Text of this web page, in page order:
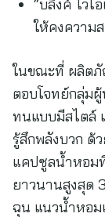
“บลิงค์ ไวโ
ให้คงความ
ในขณะที่ ผลิต
ตอบโจทย์กลุ่ม
ทนแบบมีสไตล์
รู้สึกพลังบวก ด้
แคปซูลน้ำหอม
ยาวนานสูงสุด
ฉุน แนวน้ำหอม